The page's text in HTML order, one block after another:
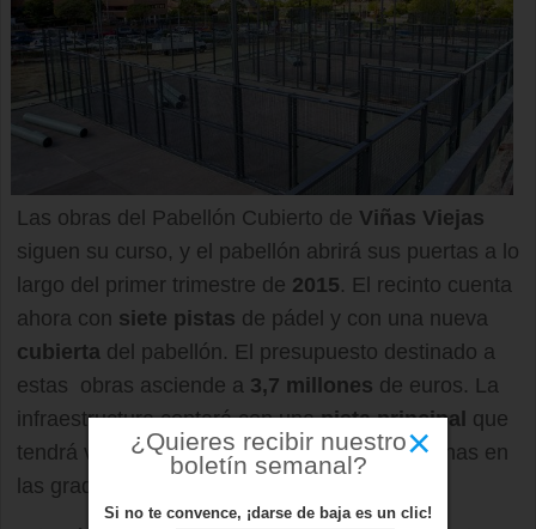
Las obras del Pabellón Cubierto de Viñas Viejas
siguen su curso, y el pabellón abrirá sus puertas a lo
largo del primer trimestre de 2015. El recinto cuenta
ahora con siete pistas de pádel y con una nueva
cubierta del pabellón. El presupuesto destinado a
estas obras asciende a 3,7 millones de euros. La
infraestructura contará con unapista principal que
tendrá varios usos y un aforo de 2.500 personas en
las gradas y 1.500 en pista.
×
¿Quieres recibir nuestro
boletín semanal?
Si no te convence, ¡darse de baja es un clic!